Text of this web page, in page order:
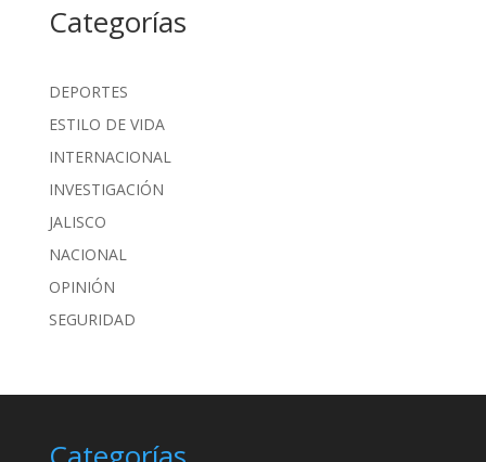
Categorías
DEPORTES
ESTILO DE VIDA
INTERNACIONAL
INVESTIGACIÓN
JALISCO
NACIONAL
OPINIÓN
SEGURIDAD